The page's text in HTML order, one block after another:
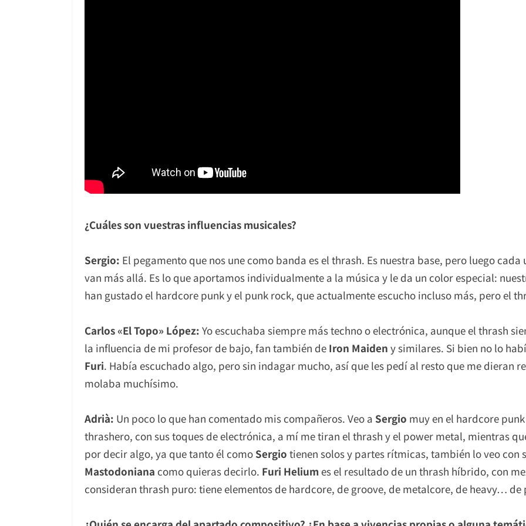
¿Cuáles son vuestras influencias musicales?
Sergio: El pegamento que nos une como banda es el thrash. Es nuestra base, pero luego
van más allá. Es lo que aportamos individualmente a la música y le da un color especial:
han gustado el hardcore punk y el punk rock, que actualmente escucho incluso más, pero el
Carlos «El Topo» López: Yo escuchaba siempre más techno o electrónica, aunque el thrash
la influencia de mi profesor de bajo, fan también de Iron Maiden y similares. Si bien no lo
Furi. Había escuchado algo, pero sin indagar mucho, así que les pedí al resto que me dieran
molaba muchísimo.
Adrià: Un poco lo que han comentado mis compañeros. Veo a Sergio muy en el hardcore
thrashero, con sus toques de electrónica, a mí me tiran el thrash y el power metal, mientras
por decir algo, ya que tanto él como Sergio tienen solos y partes rítmicas, también lo veo con
Mastodoniana como quieras decirlo. Furi Helium es el resultado de un thrash híbrido, con
consideran thrash puro: tiene elementos de hardcore, de groove, de metalcore, de heavy…